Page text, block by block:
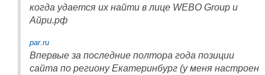
когда удается их найти в лице WEBO Group и
Айри.рф
par.ru
Впервые за последние полтора года позиции
сайта по региону Екатеринбург (у меня настроен